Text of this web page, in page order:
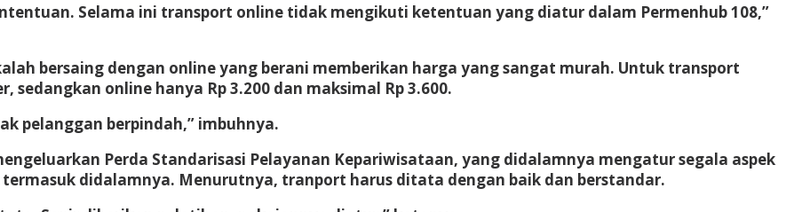
Selama ini transport online tidak mengikuti ketentuan yang diatur dalam Permenhub 108,”
bersaing dengan online yang berani memberikan harga yang sangat murah. Untuk transport
sedangkan online hanya Rp 3.200 dan maksimal Rp 3.600.
pelanggan berpindah,” imbuhnya.
Perda Standarisasi Pelayanan Kepariwisataan, yang didalamnya mengatur segala aspek
didalamnya. Menurutnya, tranport harus ditata dengan baik dan berstandar.